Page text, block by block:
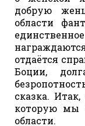
добрую
области
отдаётся
Боции,
сказка.
которую мы
области.